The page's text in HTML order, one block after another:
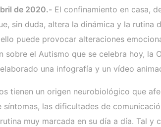
de 2020.- El confinamiento en casa,
sin duda, altera la dinámica y la rutina
puede provocar alteraciones
sobre el Autismo que se celebra hoy, la
elaborado una infografía y un vídeo
tienen un origen neurobiológico que
síntomas, las dificultades de
muy marcada en su día a día. Tal y